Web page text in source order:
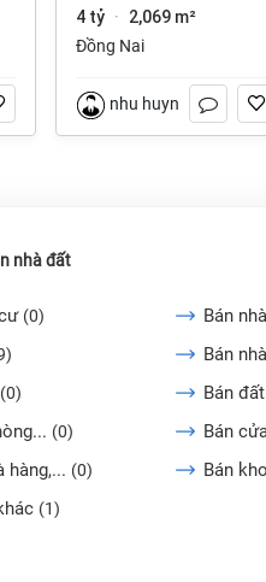
ĐỊNH QUÁN – ĐỒNG NAI
dt 2.069m² 4 tỷ
4 tỷ · 2,069 m²
Đồng Nai
nhu huynh
nhà đất
(0) Bán
Bán
(0) Bán đất
(0) Bán
hàng,... (0) Bán
(1)